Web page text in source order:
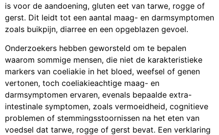
is voor de aandoening, gluten eet van tarwe, rogge of
gerst. Dit leidt tot een aantal maag- en darmsymptomen
zoals buikpijn, diarree en een opgeblazen gevoel.
Onderzoekers hebben geworsteld om te bepalen
waarom sommige mensen, die niet de karakteristieke
markers van coeliakie in het bloed, weefsel of genen
vertonen, toch coeliakieachtige maag- en
darmsymptomen ervaren, evenals bepaalde extra-
intestinale symptomen, zoals vermoeidheid, cognitieve
problemen of stemmingsstoornissen na het eten van
voedsel dat tarwe, rogge of gerst bevat. Een verklaring